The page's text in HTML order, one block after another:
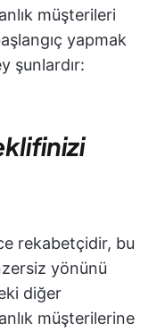
müşterileri
yapmak
şunlardır:
rekabetçidir, bu
yönünü
diğer
müşterilerine